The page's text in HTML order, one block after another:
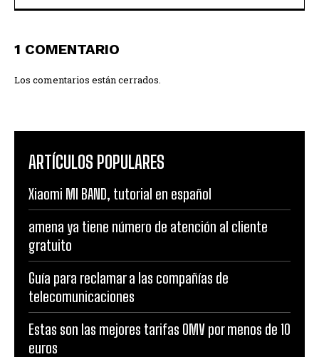
1 COMENTARIO
Los comentarios están cerrados.
ARTÍCULOS POPULARES
Xiaomi MI BAND, tutorial en español
amena ya tiene número de atención al cliente
gratuito
Guía para reclamar a las compañías de
telecomunicaciones
Estas son las mejores tarifas OMV por menos de 10
euros